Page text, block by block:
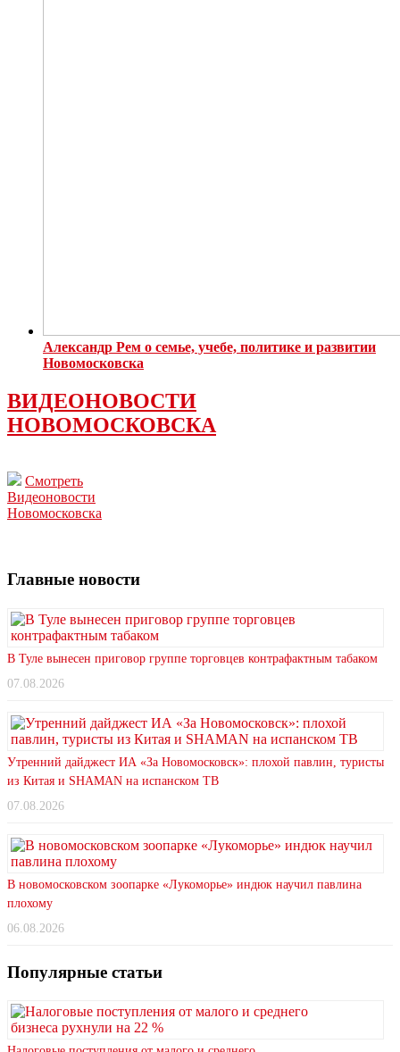
Александр Рем о семье, учебе, политике и развитии
Новомосковска
ВИДЕОНОВОСТИ
НОВОМОСКОВСКА
Смотреть
Видеоновости
Новомосковска
Главные новости
В Туле вынесен приговор группе торговцев контрафактным табаком
07.08.2026
Утренний дайджест ИА «За Новомосковск»: плохой павлин, туристы
из Китая и SHAMAN на испанском ТВ
07.08.2026
В новомосковском зоопарке «Лукоморье» индюк научил павлина
плохому
06.08.2026
Популярные статьи